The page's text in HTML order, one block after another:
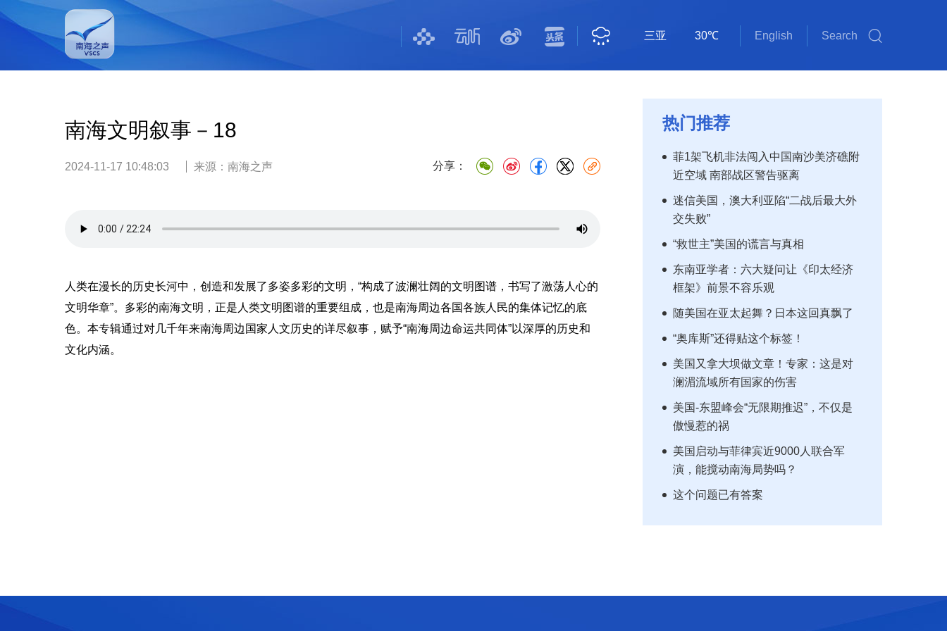
Search
English
河内 38℃
三沙 32℃
三亚 30℃
琼海 34℃
海口 32℃
斯里巴加湾 34℃
金边 34℃
雅加达 33℃
万象 31℃
吉隆坡 34℃
马尼拉 30℃
新加坡 33℃
曼谷 34℃
内比都 31℃
河内 38℃
三沙 32℃
南海文明叙事－18
分享：
2024-11-17 10:48:03 来源： 南海之声
人类在漫长的历史长河中，创造和发展了多姿多彩的文明，“构成了波澜壮阔的文明图谱，书写了激荡人心的
文明华章”。多彩的南海文明，正是人类文明图谱的重要组成，也是南海周边各国各族人民的集体记忆的底
色。本专辑通过对几千年来南海周边国家人文历史的详尽叙事，赋予“南海周边命运共同体”以深厚的历史和
文化内涵。
热门推荐
菲1架飞机非法闯入中国南沙美济礁附
近空域 南部战区警告驱离
迷信美国，澳大利亚陷“二战后最大外
交失败”
“救世主”美国的谎言与真相
东南亚学者：六大疑问让《印太经济
框架》前景不容乐观
随美国在亚太起舞？日本这回真飘了
“奥库斯”还得贴这个标签！
美国又拿大坝做文章！专家：这是对
澜湄流域所有国家的伤害
美国-东盟峰会“无限期推迟”，不仅是
傲慢惹的祸
美国启动与菲律宾近9000人联合军
演，能搅动南海局势吗？
这个问题已有答案